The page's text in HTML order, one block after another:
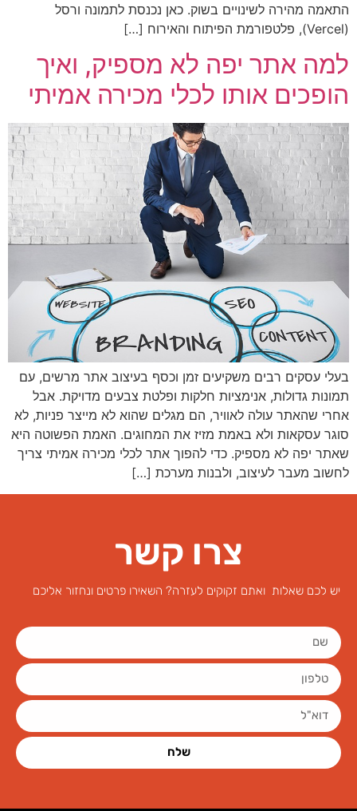
התאמה מהירה לשינויים בשוק. כאן נכנסת לתמונה ורסל
(Vercel), פלטפורמת הפיתוח והאירוח […]
למה אתר יפה לא מספיק, ואיך
הופכים אותו לכלי מכירה אמיתי
בעלי עסקים רבים משקיעים זמן וכסף בעיצוב אתר מרשים, עם
תמונות גדולות, אנימציות חלקות ופלטת צבעים מדויקת. אבל
אחרי שהאתר עולה לאוויר, הם מגלים שהוא לא מייצר פניות, לא
סוגר עסקאות ולא באמת מזיז את המחוגים. האמת הפשוטה היא
שאתר יפה לא מספיק. כדי להפוך אתר לכלי מכירה אמיתי צריך
לחשוב מעבר לעיצוב, ולבנות מערכת […]
צרו קשר
יש לכם שאלות ואתם זקוקים לעזרה? השאירו פרטים ונחזור אליכם
שלח